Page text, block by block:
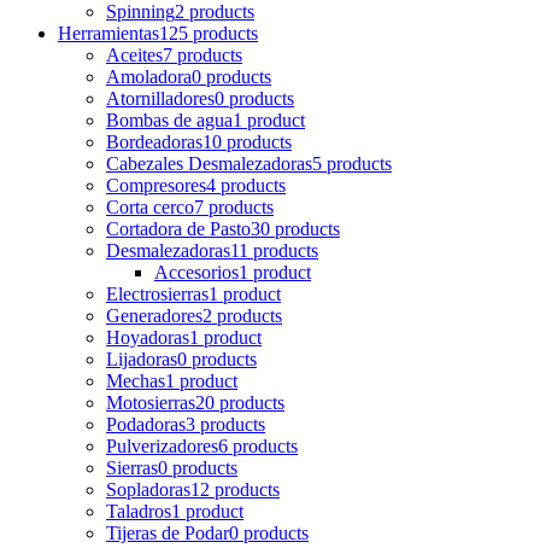
Spinning2 products
Herramientas125 products
Aceites7 products
Amoladora0 products
Atornilladores0 products
Bombas de agua1 product
Bordeadoras10 products
Cabezales Desmalezadoras5 products
Compresores4 products
Corta cerco7 products
Cortadora de Pasto30 products
Desmalezadoras11 products
Accesorios1 product
Electrosierras1 product
Generadores2 products
Hoyadoras1 product
Lijadoras0 products
Mechas1 product
Motosierras20 products
Podadoras3 products
Pulverizadores6 products
Sierras0 products
Sopladoras12 products
Taladros1 product
Tijeras de Podar0 products